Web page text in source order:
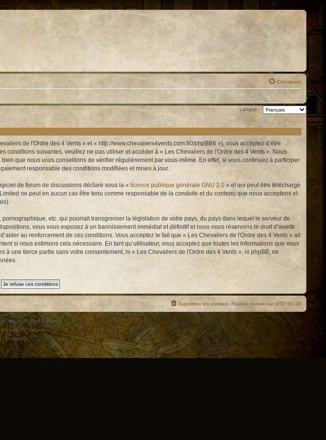
Connexion
Langue :
de l'Ordre des 4 Vents » et « http://www.chevaliers4vents.com:80/phpBB6 »), vous acceptez d’être
conditions suivantes, veuillez ne pas utiliser et accéder à « Les Chevaliers de l'Ordre des 4 Vents ». Nous
que nous vous conseillons de vérifier régulièrement par vous-même. En effet, si vous continuez à participer
responsable des conditions modifiées et mises à jour.
de forum de discussions déclaré sous la « licence publique générale GNU 2.0 » et qui peut être téléchargé
ne peut en aucun cas être tenu comme responsable de la conduite et du contenu que nous acceptons et
etc. qui pourrait transgresser la législation de votre pays, du pays dans lequel le serveur de
vous vous exposez à un bannissement immédiat et définitif et nous nous réservons le droit d’avertir
au renforcement de ces conditions. Vous acceptez le fait que « Les Chevaliers de l'Ordre des 4 Vents » ait
si nous estimons cela nécessaire. En tant qu’utilisateur, vous acceptez que toutes les informations que vous
une tierce partie sans votre consentement, ni « Les Chevaliers de l'Ordre des 4 Vents », ni phpBB, ne
Fuseau horaire sur UTC+01:00
Supprimer les cookies
Software © phpBB Limited
© Qiaeru
Conditions